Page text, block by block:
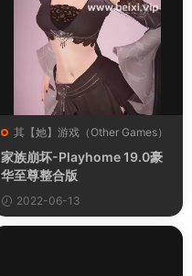
其【她】游戏（Other Games）
家族崩坏-Playhome 19.0豪
华至尊整合版
2022-06-13